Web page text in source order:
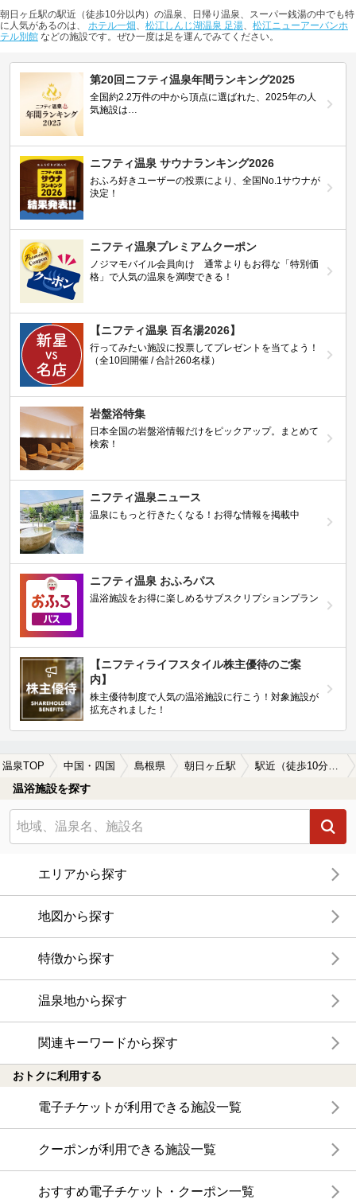
朝日ヶ丘駅の駅近（徒歩10分以内）の温泉、日帰り温泉、スーパー銭湯の中でも特
に人気があるのは、 ホテル一畑 、 松江しんじ湖温泉 足湯、 松江ニューアーバンホ
テル別館 などの施設です。ぜひ一度は足を運んでみてください。
第20回ニフティ温泉年間ランキング2025
全国約2.2万件の中から頂点に選ばれた、2025年の人
気施設は…
ニフティ温泉 サウナランキング2026
おふろ好きユーザーの投票により、全国No.1サウナが
決定！
ニフティ温泉プレミアムクーポン
ノジマモバイル会員向け 通常よりもお得な「特別価
格」で人気の温泉を満喫できる！
【ニフティ温泉 百名湯2026】
行ってみたい施設に投票してプレゼントを当てよう！
（全10回開催 / 合計260名様）
岩盤浴特集
日本全国の岩盤浴情報だけをピックアップ。まとめて
検索！
ニフティ温泉ニュース
温泉にもっと行きたくなる！お得な情報を掲載中
ニフティ温泉 おふろパス
温浴施設をお得に楽しめるサブスクリプションプラン
【ニフティライフスタイル株主優待のご案
内】
株主優待制度で人気の温浴施設に行こう！対象施設が
拡充されました！
温泉TOP 中国・四国 島根県 朝日ヶ丘駅 駅近（徒歩10分以内）の朝日ヶ丘駅近くの温泉、日帰り温泉、スーパー銭湯おすすめ
温浴施設を探す
エリアから探す
地図から探す
特徴から探す
温泉地から探す
関連キーワードから探す
おトクに利用する
電子チケットが利用できる施設一覧
クーポンが利用できる施設一覧
おすすめ電子チケット・クーポン一覧